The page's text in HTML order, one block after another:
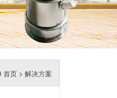
首页 > 解决方案